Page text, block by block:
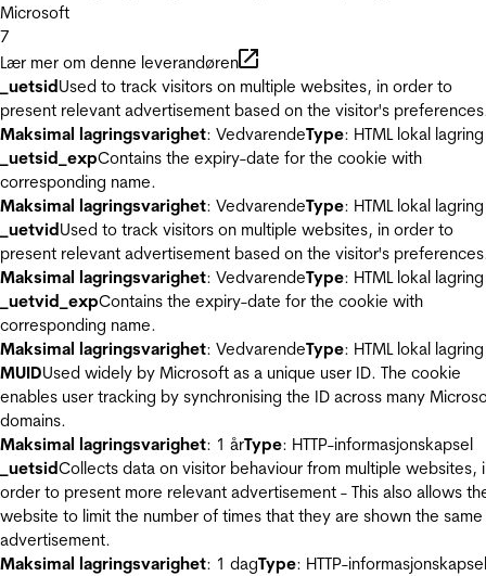
Microsoft
7
Lær mer om denne leverandøren
_uetsidUsed to track visitors on multiple websites, in order to
present relevant advertisement based on the visitor's
Maksimal lagringsvarighet: VedvarendeType: HTML lokal lagring
_uetsid_expContains the expiry-date for the cookie with
corresponding name.
Maksimal lagringsvarighet: VedvarendeType: HTML lokal lagring
_uetvidUsed to track visitors on multiple websites, in order to
present relevant advertisement based on the visitor's
Maksimal lagringsvarighet: VedvarendeType: HTML lokal lagring
_uetvid_expContains the expiry-date for the cookie with
corresponding name.
Maksimal lagringsvarighet: VedvarendeType: HTML lokal lagring
MUIDUsed widely by Microsoft as a unique user ID. The cookie
enables user tracking by synchronising the ID across many
domains.
Maksimal lagringsvarighet: 1 årType: HTTP-informasjonskapsel
_uetsidCollects data on visitor behaviour from multiple websites,
order to present more relevant advertisement - This also allows
website to limit the number of times that they are shown the same
advertisement.
Maksimal lagringsvarighet: 1 dagType: HTTP-informasjonskapsel